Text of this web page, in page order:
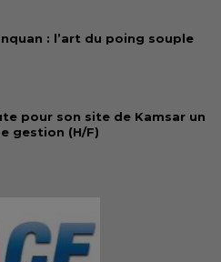
: l’art du poing souple
pour son site de Kamsar un
gestion (H/F)